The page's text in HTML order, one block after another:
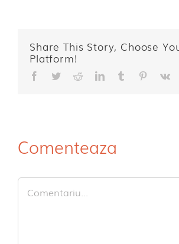
Share This Story, Choose
Platform!
Facebook
TwitterRedditLinkedIn
Tumblr
Comenteaza
Comment